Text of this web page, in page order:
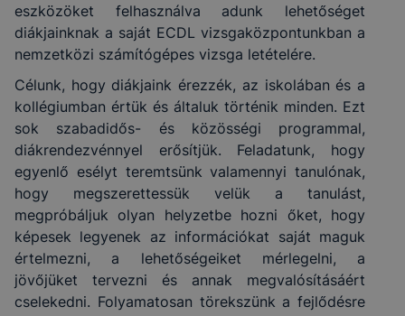
eszközöket felhasználva adunk lehetőséget
diákjainknak a saját ECDL vizsgaközpontunkban a
nemzetközi számítógépes vizsga letételére.
Célunk, hogy diákjaink érezzék, az iskolában és a
kollégiumban értük és általuk történik minden. Ezt
sok szabadidős- és közösségi programmal,
diákrendezvénnyel erősítjük. Feladatunk, hogy
egyenlő esélyt teremtsünk valamennyi tanulónak,
hogy megszerettessük velük a tanulást,
megpróbáljuk olyan helyzetbe hozni őket, hogy
képesek legyenek az információkat saját maguk
értelmezni, a lehetőségeiket mérlegelni, a
jövőjüket tervezni és annak megvalósításáért
cselekedni. Folyamatosan törekszünk a fejlődésre